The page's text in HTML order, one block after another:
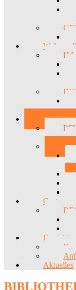
Wohnen
Kontakte
Aktuelles